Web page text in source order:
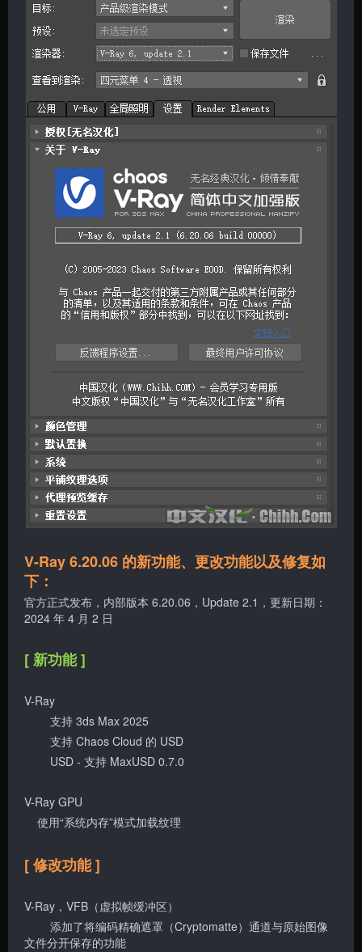
V-Ray 6.20.06 的新功能、更改功能以及修复如
下：
官方正式发布，内部版本 6.20.06，Update 2.1，更新日期：
2024 年 4 月 2 日
[ 新功能 ]
V-Ray
支持 3ds Max 2025
支持 Chaos Cloud 的 USD
USD - 支持 MaxUSD 0.7.0
V-Ray GPU
使用“系统内存”模式加载纹理
[ 修改功能 ]
V-Ray，VFB（虚拟帧缓冲区）
添加了将编码精确遮罩（Cryptomatte）通道与原始图像
文件分开保存的功能